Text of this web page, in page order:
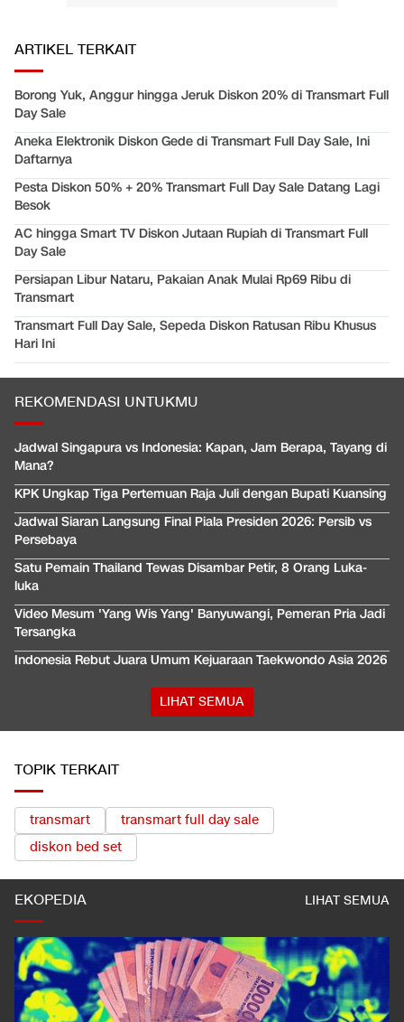
ARTIKEL TERKAIT
Borong Yuk, Anggur hingga Jeruk Diskon 20% di Transmart Full
Day Sale
Aneka Elektronik Diskon Gede di Transmart Full Day Sale, Ini
Daftarnya
Pesta Diskon 50% + 20% Transmart Full Day Sale Datang Lagi
Besok
AC hingga Smart TV Diskon Jutaan Rupiah di Transmart Full
Day Sale
Persiapan Libur Nataru, Pakaian Anak Mulai Rp69 Ribu di
Transmart
Transmart Full Day Sale, Sepeda Diskon Ratusan Ribu Khusus
Hari Ini
REKOMENDASI UNTUKMU
Jadwal Singapura vs Indonesia: Kapan, Jam Berapa, Tayang di
Mana?
KPK Ungkap Tiga Pertemuan Raja Juli dengan Bupati Kuansing
Jadwal Siaran Langsung Final Piala Presiden 2026: Persib vs
Persebaya
Satu Pemain Thailand Tewas Disambar Petir, 8 Orang Luka-
luka
Video Mesum 'Yang Wis Yang' Banyuwangi, Pemeran Pria Jadi
Tersangka
Indonesia Rebut Juara Umum Kejuaraan Taekwondo Asia 2026
LIHAT SEMUA
TOPIK TERKAIT
transmart
transmart full day sale
diskon bed set
EKOPEDIA LIHAT SEMUA